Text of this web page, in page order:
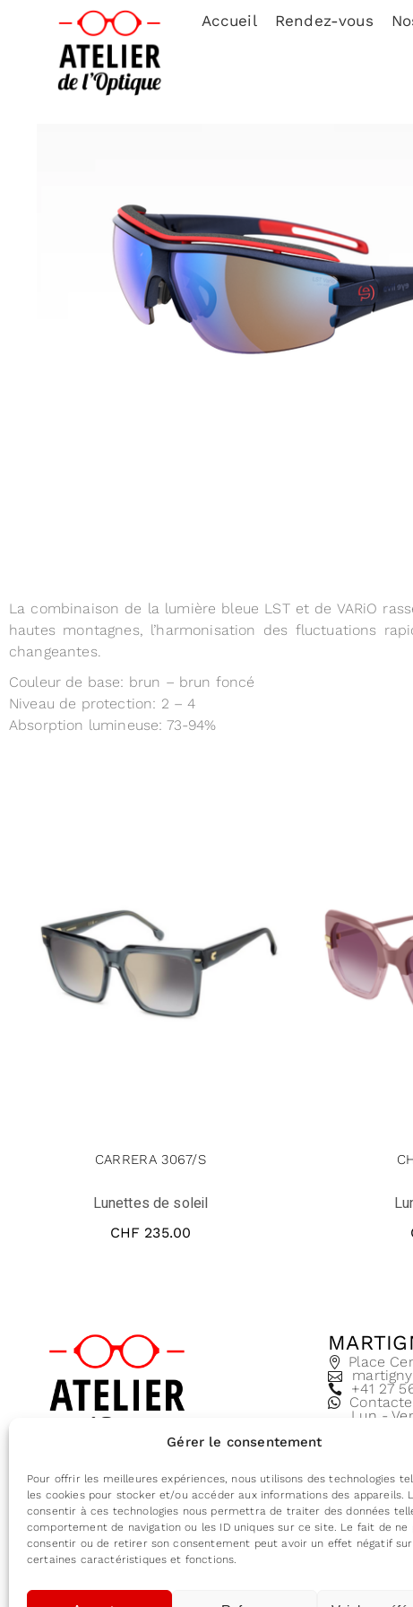
Gérer le consentement
Pour offrir les meilleures expériences, nous utilisons des technologies
les cookies pour stocker et/ou accéder aux informations des appareils.
consentir à ces technologies nous permettra de traiter des données
comportement de navigation ou les ID uniques sur ce site. Le fait de ne
consentir ou de retirer son consentement peut avoir un effet négatif sur
certaines caractéristiques et fonctions.
Accueil Rendez-vous
La combinaison de la lumière bleue LST et de VARiO
hautes montagnes, l’harmonisation des fluctuations
changeantes.
Couleur de base: brun – brun foncé
Niveau de protection: 2 – 4
Absorption lumineuse: 73-94%
CARRERA 3067/S
Lunettes de soleil
CHF 235.00
Place
+41 27
Lun -